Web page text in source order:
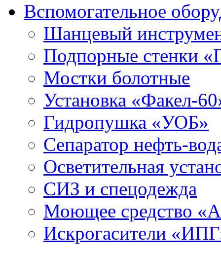
Вспомогательное
Шанцевый
Подпорные стенки
Мостки болотные
Установка «Факел-
Гидропушка «УОБ»
Сепаратор нефть-
Осветительная
СИЗ и спецодежда
Моющее средство
Искрогасители